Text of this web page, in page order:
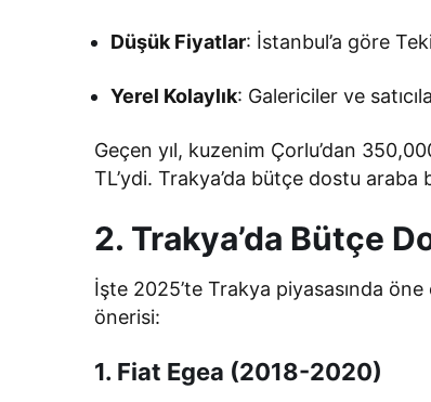
Düşük Fiyatlar: İstanbul’a göre
Yerel Kolaylık: Galericiler ve
Geçen yıl, kuzenim Çorlu’dan
TL’ydi. Trakya’da bütçe dostu
2. Trakya’da Bütçe
İşte 2025’te Trakya piyasasında
önerisi:
1. Fiat Egea (2018-2020)